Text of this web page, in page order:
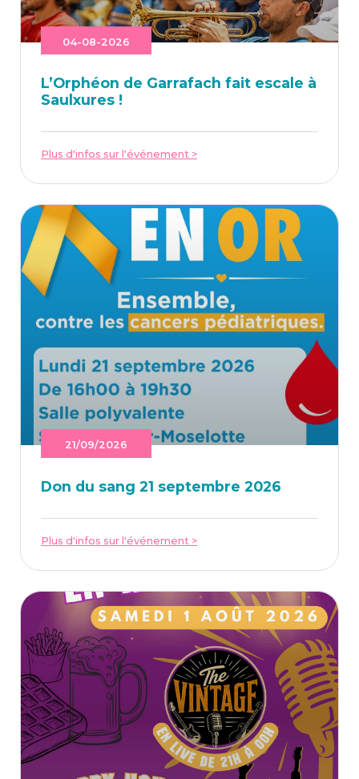
04-08-2026
L’Or­phéon de Gar­ra­fach fait escale à
Saulxures !
Plus d'infos sur l'événement >
21/09/2026
Don du sang 21 sep­tembre 2026
Plus d'infos sur l'événement >